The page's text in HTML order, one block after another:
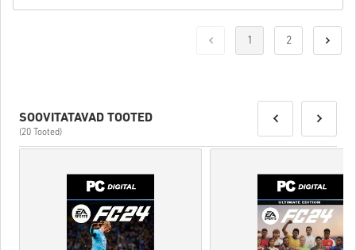
1 2
SOOVITATAVAD TOOTED
(20 Tooted)